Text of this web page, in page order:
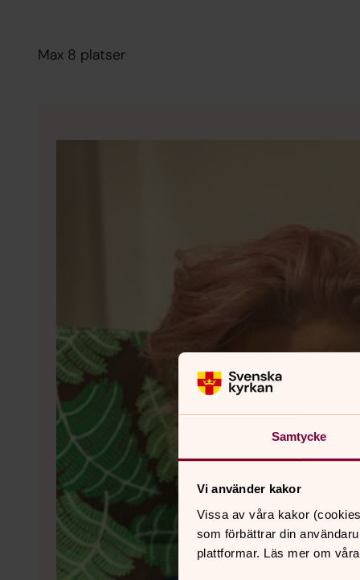
Samtycke
Vi använder kakor
Vissa av våra kakor
som förbättrar din
plattformar. Läs mer om
Max 8 platser